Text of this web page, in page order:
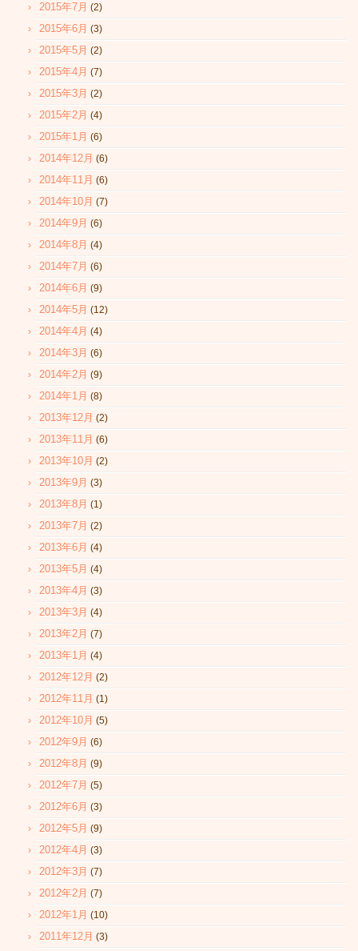
2015年7月 (2)
2015年6月 (3)
2015年5月 (2)
2015年4月 (7)
2015年3月 (2)
2015年2月 (4)
2015年1月 (6)
2014年12月 (6)
2014年11月 (6)
2014年10月 (7)
2014年9月 (6)
2014年8月 (4)
2014年7月 (6)
2014年6月 (9)
2014年5月 (12)
2014年4月 (4)
2014年3月 (6)
2014年2月 (9)
2014年1月 (8)
2013年12月 (2)
2013年11月 (6)
2013年10月 (2)
2013年9月 (3)
2013年8月 (1)
2013年7月 (2)
2013年6月 (4)
2013年5月 (4)
2013年4月 (3)
2013年3月 (4)
2013年2月 (7)
2013年1月 (4)
2012年12月 (2)
2012年11月 (1)
2012年10月 (5)
2012年9月 (6)
2012年8月 (9)
2012年7月 (5)
2012年6月 (3)
2012年5月 (9)
2012年4月 (3)
2012年3月 (7)
2012年2月 (7)
2012年1月 (10)
2011年12月 (3)